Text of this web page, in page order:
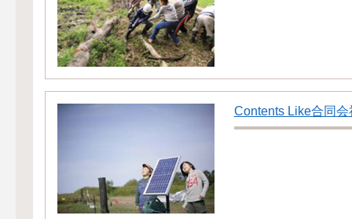
Contents Like合同会